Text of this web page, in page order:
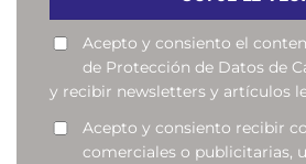
Acepto y consiento el
de Protección de Datos de
y recibir newsletters y artículos
Acepto y consiento recibir
comerciales o publicitarias,